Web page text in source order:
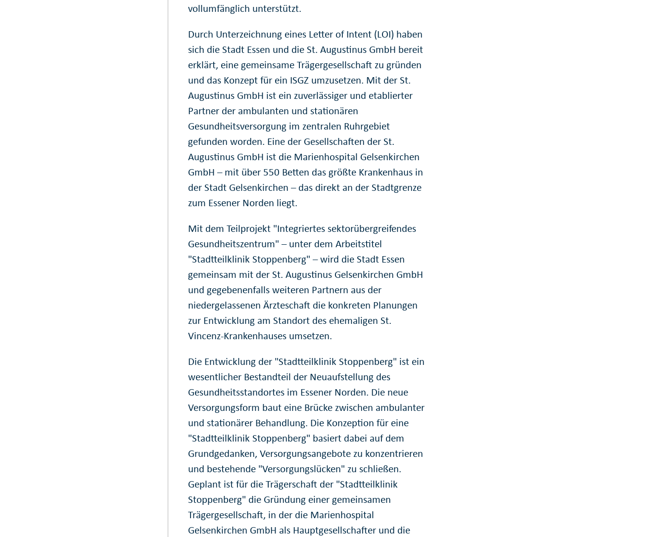
vollumfänglich unterstützt.
Durch Unterzeichnung eines Letter of Intent (LOI) haben
sich die Stadt Essen und die St. Augustinus GmbH bereit
erklärt, eine gemeinsame Trägergesellschaft zu gründen
und das Konzept für ein ISGZ umzusetzen. Mit der St.
Augustinus GmbH ist ein zuverlässiger und etablierter
Partner der ambulanten und stationären
Gesundheitsversorgung im zentralen Ruhrgebiet
gefunden worden. Eine der Gesellschaften der St.
Augustinus GmbH ist die Marienhospital Gelsenkirchen
GmbH – mit über 550 Betten das größte Krankenhaus in
der Stadt Gelsenkirchen – das direkt an der Stadtgrenze
zum Essener Norden liegt.
Mit dem Teilprojekt "Integriertes sektorübergreifendes
Gesundheitszentrum" – unter dem Arbeitstitel
"Stadtteilklinik Stoppenberg" – wird die Stadt Essen
gemeinsam mit der St. Augustinus Gelsenkirchen GmbH
und gegebenenfalls weiteren Partnern aus der
niedergelassenen Ärzteschaft die konkreten Planungen
zur Entwicklung am Standort des ehemaligen St.
Vincenz-Krankenhauses umsetzen.
Die Entwicklung der "Stadtteilklinik Stoppenberg" ist ein
wesentlicher Bestandteil der Neuaufstellung des
Gesundheitsstandortes im Essener Norden. Die neue
Versorgungsform baut eine Brücke zwischen ambulanter
und stationärer Behandlung. Die Konzeption für eine
"Stadtteilklinik Stoppenberg" basiert dabei auf dem
Grundgedanken, Versorgungsangebote zu konzentrieren
und bestehende "Versorgungslücken" zu schließen.
Geplant ist für die Trägerschaft der "Stadtteilklinik
Stoppenberg" die Gründung einer gemeinsamen
Trägergesellschaft, in der die Marienhospital
Gelsenkirchen GmbH als Hauptgesellschafter und die